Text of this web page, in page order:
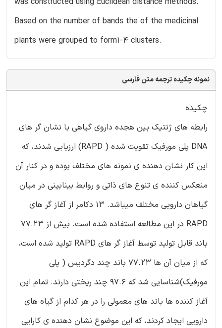
Based on the number of bands the of the medicinal
plants were grouped to form1-4 clusters.
نمونه چکیده ترجمه متن فارسی
چکیده
رابطه های ژنتیک بین هجده داروی گیاهی با نشان گر های
DNA پلی مورفیک تقویت شده ( RAPD) ارزیابی شدند، که
این کار نشان دهنده ی نمونه های مختلف بوده و در کنار آن
منعکس کننده ی تنوع های ذاتی و روابط بینابینی در میان
گیاهان دارویی مختلف میباشد. 13 دکامر از آغاز گر های
RAPD در این مطالعه استفاده شده است. بیش از 77.23
باند قابل تولید توسط آغاز گر های RAPD تولید شده است،
که از میان آن ها 77.23 باند چند دگردیس ( پلی
مورفیک)شناسایی شد که 97.6 چند ریختی دارند. تمام این
آغاز کننده ها باند های معمولی را در هر کدام از گیاه های
دارویی ایجاد کردند، که این موضوع نشان دهنده ی کارایی